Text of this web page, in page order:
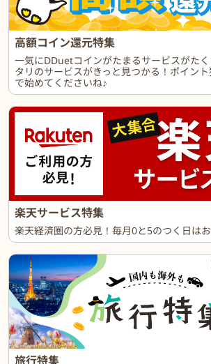
高額コイン還元特集
一気にDDuetコインがたまるサービスがた
タリのサービスがきっと見つかる！ポイン
で始めてくださいね♪
楽天サービス特集
楽天経済圏の方必見！毎月0と5のつく日はお
旅行特集